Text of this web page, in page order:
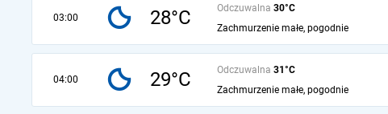
03:00 28°C Odczuwalna 30°C
Zachmurzenie małe, pogodnie
04:00 29°C Odczuwalna 31°C
Zachmurzenie małe, pogodnie